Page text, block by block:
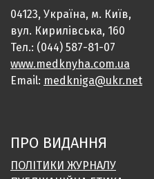
04123, Україна, м. Київ,
вул. Кирилівська, 160
Тел.: (044) 587-81-07
www.medknyha.com.ua
Email: medkniga@ukr.net
ПРО ВИДАННЯ
ПОЛІТИКИ ЖУРНАЛУ